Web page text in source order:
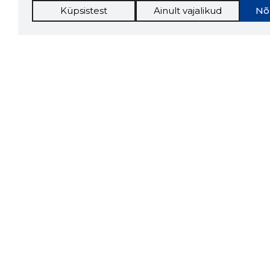
Küpsistest Ainult vajalikud